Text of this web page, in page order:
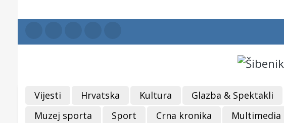
Vijesti Hrvatska Kultura Glazba & Spektakli
Muzej sporta
Sport Crna kronika Multimedia